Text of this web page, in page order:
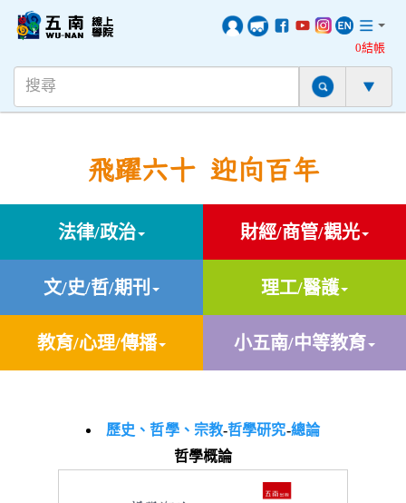
0結帳
飛躍六十 迎向百年
法律/政治 財經/商管/觀光
文/史/哲/期刊 理工/醫護
教育/心理/傳播 小五南/中等教育
歷史、哲學、宗教-哲學研究-總論
哲學概論